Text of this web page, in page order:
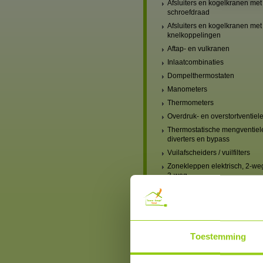
Toestemming
Afsluiters en kogelkranen met
schroefdraad
Afsluiters en kogelkranen met
knelkoppelingen
Aftap- en vulkranen
Inlaatcombinaties
Dompelthermostaten
Manometers
Thermometers
Overdruk- en
Thermostatische
diverters en bypass
Vuilafscheiders / vuilfilters
Zonekleppen elektrisch, 2-
3-weg
elektrisch
Verwarmingscircuit-set,
Blindstoppen en